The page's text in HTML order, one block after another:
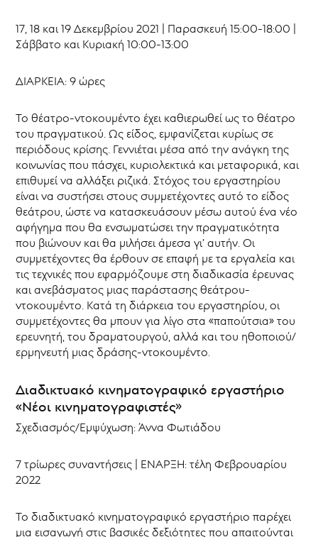
17, 18 και 19 Δεκεμβρίου 2021 | Παρασκευή 15:00-18:00 |
Σάββατο και Κυριακή 10:00-13:00
ΔΙΑΡΚΕΙΑ: 9 ώρες
Το θέατρο-ντοκουμέντο έχει καθιερωθεί ως το θέατρο
του πραγματικού. Ως είδος, εμφανίζεται κυρίως σε
περιόδους κρίσης. Γεννιέται μέσα από την ανάγκη της
κοινωνίας που πάσχει, κυριολεκτικά και μεταφορικά, και
επιθυμεί να αλλάξει ριζικά. Στόχος του εργαστηρίου
είναι να συστήσει στους συμμετέχοντες αυτό το είδος
θεάτρου, ώστε να κατασκευάσουν μέσω αυτού ένα νέο
αφήγημα που θα ενσωματώσει την πραγματικότητα
που βιώνουν και θα μιλήσει άμεσα γι’ αυτήν. Οι
συμμετέχοντες θα έρθουν σε επαφή με τα εργαλεία και
τις τεχνικές που εφαρμόζουμε στη διαδικασία έρευνας
και ανεβάσματος μιας παράστασης θεάτρου-
ντοκουμέντο. Κατά τη διάρκεια του εργαστηρίου, οι
συμμετέχοντες θα μπουν για λίγο στα «παπούτσια» του
ερευνητή, του δραματουργού, αλλά και του ηθοποιού/
ερμηνευτή μιας δράσης-ντοκουμέντο.
Διαδικτυακό κινηματογραφικό εργαστήριο
«Νέοι κινηματογραφιστές»
Σχεδιασμός/Εμψύχωση: Άννα Φωτιάδου
7 τρίωρες συναντήσεις | ΕΝΑΡΞΗ: τέλη Φεβρουαρίου
2022
Το διαδικτυακό κινηματογραφικό εργαστήριο παρέχει
μια εισαγωγή στις βασικές δεξιότητες που απαιτούνται